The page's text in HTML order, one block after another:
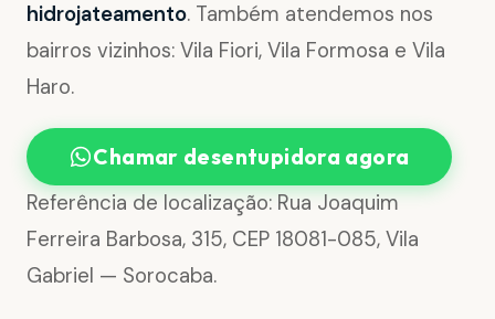
hidrojateamento. Também atendemos nos
bairros vizinhos: Vila Fiori, Vila Formosa e Vila
Haro.
Chamar desentupidora agora
Referência de localização: Rua Joaquim
Ferreira Barbosa, 315, CEP 18081-085, Vila
Gabriel — Sorocaba.